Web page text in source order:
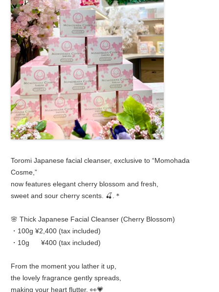
Toromi Japanese facial cleanser, exclusive to “Momohada
Cosme,”
now features elegant cherry blossom and fresh,
sweet and sour cherry scents. 🍒.＊
🌸 Thick Japanese Facial Cleanser (Cherry Blossom)
・100g ¥2,400 (tax included)
・10g ¥400 (tax included)
From the moment you lather it up,
the lovely fragrance gently spreads,
making your heart flutter. 👀💗